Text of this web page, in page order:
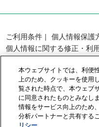
ご利用条件
個人情報保護
個人情報に関する修正・利
展示会・セミナー参加ポリ
カスタマーハラスメントに
クッキーポリシー
クッキ
Copyright © RX Japan GK
本ウェブサイトでは、利便
上のため、クッキーを使用
覧された時点で、本ウェブ
に同意されたものとみなし
情報をサービス向上のため
分析パートナーと共有する
リシー